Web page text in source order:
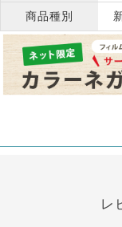
商品種別
レ